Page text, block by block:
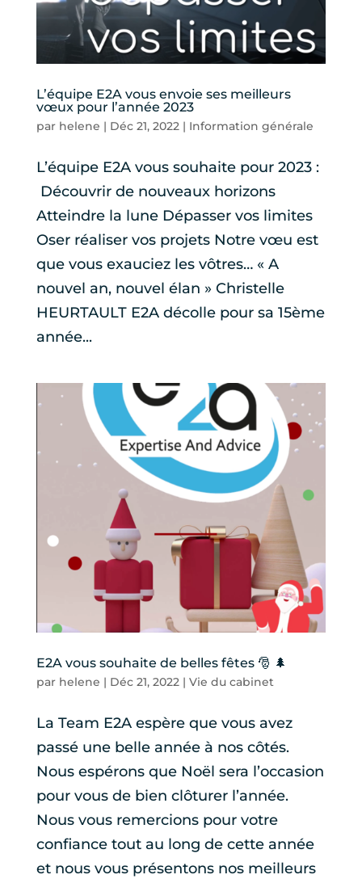
L’équipe E2A vous envoie ses meilleurs
vœux pour l’année 2023
par helene | Déc 21, 2022| Information générale
L’équipe E2A vous souhaite pour 2023 :
Découvrir de nouveaux horizons
Atteindre la lune Dépasser vos limites
Oser réaliser vos projets Notre vœu est
que vous exauciez les vôtres… « A
nouvel an, nouvel élan » Christelle
HEURTAULT E2A décolle pour sa 15ème
année...
E2A vous souhaite de belles fêtes 🎅 🌲
par helene | Déc 21, 2022| Vie du cabinet
La Team E2A espère que vous avez
passé une belle année à nos côtés.
Nous espérons que Noël sera l’occasion
pour vous de bien clôturer l’année.
Nous vous remercions pour votre
confiance tout au long de cette année
et nous vous présentons nos meilleurs